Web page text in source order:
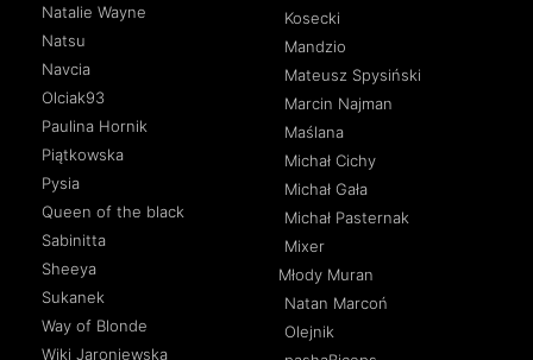
Natalie Wayne
Natsu
Navcia
Olciak93
Paulina Hornik
Piątkowska
Pysia
Queen of the black
Sabinitta
Sheeya
Sukanek
Way of Blonde
Wiki Jaroniewska
Kosecki
Mandzio
Mateusz Spysiński
Marcin Najman
Maślana
Michał Cichy
Michał Gała
Michał Pasternak
Mixer
Młody Muran
Natan Marcoń
Olejnik